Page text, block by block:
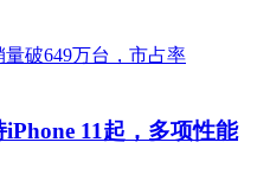
11起，多项性能